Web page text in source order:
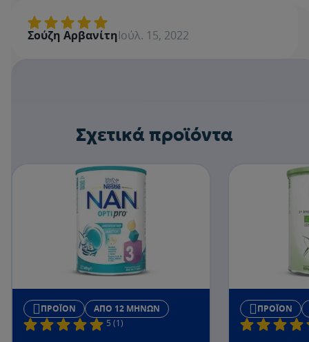
Όνομα
Σούζη ΑρβανίτηΙούλ. 15, 2022
Σχετικά προϊόντα
ΠΡΟΪΌΝ ΑΠΌ 12 ΜΗΝΏΝ
5 (1)
ΠΡΟΪΌΝ